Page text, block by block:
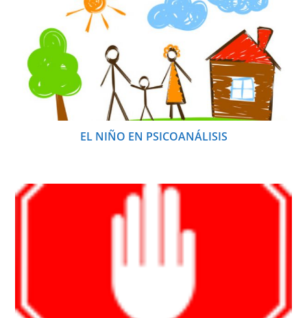
EL NIÑO EN PSICOANÁLISIS